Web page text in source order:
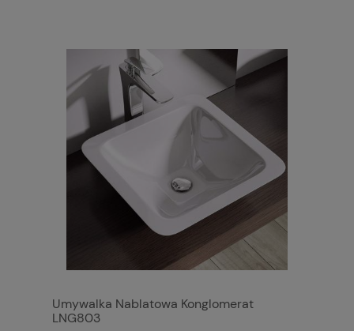
Umywalka Nablatowa Konglomerat
LNG803